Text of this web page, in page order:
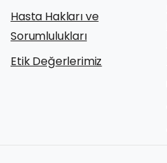
Hasta Hakları ve
Sorumlulukları
Etik Değerlerimiz